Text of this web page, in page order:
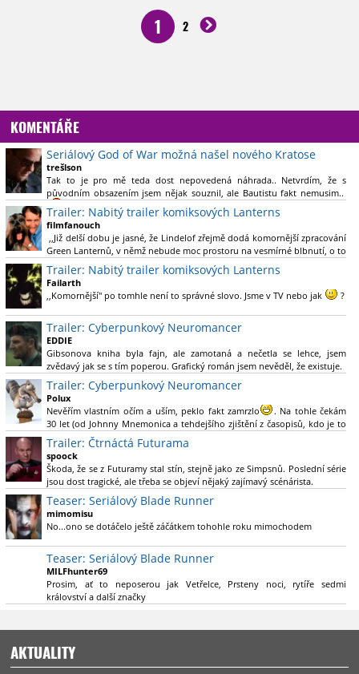
1 2
KOMENTÁŘE
Seriálový God of War možná našel nového Kratose
trešlson
Tak to je pro mě teda dost nepovedená náhrada.. Netvrdím, že s
původním obsazením jsem nějak souznil, ale Bautistu fakt nemusim..
Trailer: Nabitý trailer komiksových Lanterns
filmfanouch
,,Již delší dobu je jasné, že Lindelof zřejmě dodá komornější zpracování
Green Lanternů, v němž nebude moc prostoru na vesmírné blbnutí, o to
více se ovšem bude moci nová adaptace odprostit třeba od filmového
Green Lanterna s Ryanem Reynoldsem.´´ Co je na tom
nesrozumitelného?
Trailer: Nabitý trailer komiksových Lanterns
Failarth
,,Komornější" po tomhle není to správné slovo. Jsme v TV nebo jak
?
Nebál bych se říct, že to vypadá skvěle jak po stránce kvantity materiálu,
tak i formou.
Výběr Ulricha Tomsena pro mě velké překvapení a velmi zajímavá volba
bravo.
Chandler je lepší a lepší s každou novou scénou.
Komiksy to mají ted´těžké, paradoxně tomu škodí to všechno kolem
(DC nebo MCU to je buřt) , ale nezasloužilo by si to zářez jen kvůli tomu.
Držím tomu palce.
Trailer: Cyberpunkový Neuromancer
EDDIE
Gibsonova kniha byla fajn, ale zamotaná a nečetla se lehce, jsem
zvědavý jak se s tím poperou. Grafický román jsem nevěděl, že existuje.
Trailer: Cyberpunkový Neuromancer
Polux
Nevěřím vlastním očím a uším, peklo fakt zamrzlo
. Na tohle čekám
30 let (od Johnny Mnemonica a tehdejšího zjištění z časopisů, kdo je to
Gibson a co je jeho debutová kniha zač), přičemž 25 let (od Matrixu,
který pojem cyberpunk dostal do povědomí i obyčejného diváka a
nikoliv fanouška žánru) marně doufám, že si po řadě "duchovních
nástupců", kteří přišli poté (Ghost In The Shell, Alita: Battle Angel,
Altered Carbon, Blade Runner 2049, Cyberpunk 2077, atd.), někdo
konečně vzpomene i na bibli cyberpunku, se kterou to všechno začalo.
Teď už nezbývá nic jiného než se tiše modlit a doufat, že to bude stát za
to
. Plus kudos za sázku na seriál a nikoliv film, snad tvůrci tu
Trailer: Čtrnáctá Futurama
spoock
Škoda, že se z Futuramy stal stín, stejně jako ze Simpsnů. Poslední série
jsou dost tragické, ale třeba se objeví nějaký zajímavý scénárista.
Nedávno začala vycházet nová řada Ricka a Mortyho a já z úžasem zjistil,
že se na to dá opět koukat.
Teaser: Seriálový Blade Runner
mimomisu
No...ono se dotáčelo ještě záčátkem tohohle roku mimochodem
Teaser: Seriálový Blade Runner
MILFhunter69
Prosim, ať to neposerou jak Vetřelce, Prsteny noci, rytíře sedmi
království a další značky
AKTUALITY